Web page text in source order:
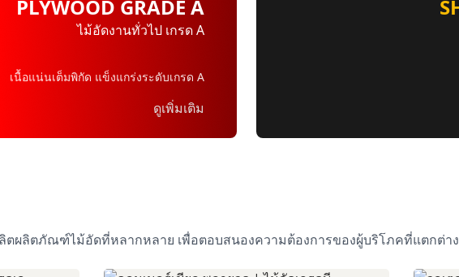
PLYWOOD GRADE A
ไม้อัดงานทั่วไป เกรด A
เนื้อแน่นเต็มพิกัด แข็งแกร่งระดับเกรด A
ดูเพิ่มเติม
ลิตผลิตภัณฑ์ไม้อัดที่หลากหลาย เพื่อตอบสนองความต้องการของผู้บริโภคที่แตกต่